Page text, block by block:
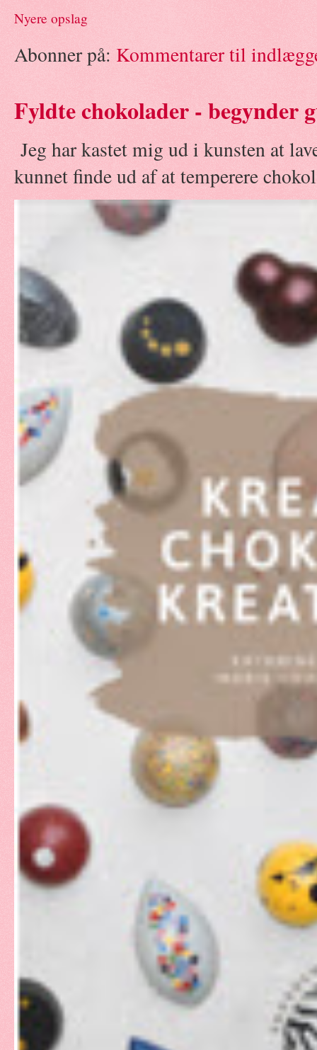
Nyere opslag
Abonner på: Kommentarer til
Fyldte chokolader - begynder
Jeg har kastet mig ud i kunsten at
kunnet finde ud af at temperere